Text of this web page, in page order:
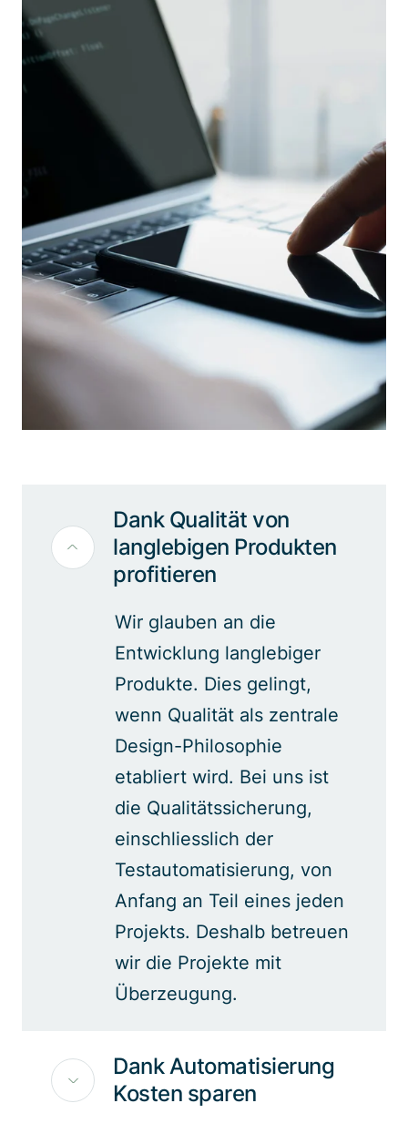
Dank Qualität von
langlebigen Produkten
profitieren
Wir glauben an die
Entwicklung langlebiger
Produkte. Dies gelingt,
wenn Qualität als zentrale
Design-Philosophie
etabliert wird. Bei uns ist
die Qualitätssicherung,
einschliesslich der
Testautomatisierung, von
Anfang an Teil eines jeden
Projekts. Deshalb betreuen
wir die Projekte mit
Überzeugung.
Dank Automatisierung
Kosten sparen